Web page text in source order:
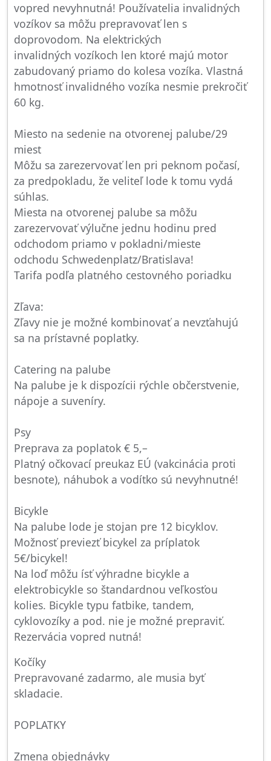
vopred nevyhnutná! Používatelia invalidných
vozíkov sa môžu prepravovať len s
doprovodom. Na elektrických
invalidných vozíkoch len ktoré majú motor
zabudovaný priamo do kolesa vozíka. Vlastná
hmotnosť invalidného vozíka nesmie prekročiť
60 kg.
Miesto na sedenie na otvorenej palube/29
miest
Môžu sa zarezervovať len pri peknom počasí,
za predpokladu, že veliteľ lode k tomu vydá
súhlas.
Miesta na otvorenej palube sa môžu
zarezervovať výlučne jednu hodinu pred
odchodom priamo v pokladni/mieste
odchodu Schwedenplatz/Bratislava!
Tarifa podľa platného cestovného poriadku
Zľava:
Zľavy nie je možné kombinovať a nevzťahujú
sa na prístavné poplatky.
Catering na palube
Na palube je k dispozícii rýchle občerstvenie,
nápoje a suveníry.
Psy
Preprava za poplatok € 5,–
Platný očkovací preukaz EÚ (vakcinácia proti
besnote), náhubok a vodítko sú nevyhnutné!
Bicykle
Na palube lode je stojan pre 12 bicyklov.
Možnosť previezť bicykel za príplatok
5€/bicykel!
Na loď môžu ísť výhradne bicykle a
elektrobicykle so štandardnou veľkosťou
kolies. Bicykle typu fatbike, tandem,
cyklovozíky a pod. nie je možné prepraviť.
Rezervácia vopred nutná!
Kočíky
Prepravované zadarmo, ale musia byť
skladacie.
POPLATKY
Zmena objednávky